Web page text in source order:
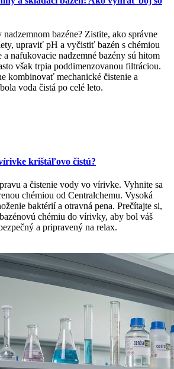
bazéne? Zistite, ako správne
upraviť pH a vyčistiť bazén s chémiou
a nafukovacie nadzemné bazény sú hitom
však trpia poddimenzovanou filtráciou.
kombinovať mechanické čistenie a
voda čistá po celé leto.
krištáľovo čistú?
a čistenie vody vo vírivke. Vyhnite sa
chémiou od Centralchemu. Vysoká
baktérií a otravná pena. Prečítajte si,
chémiu do vírivky, aby bol váš
a pripravený na relax.